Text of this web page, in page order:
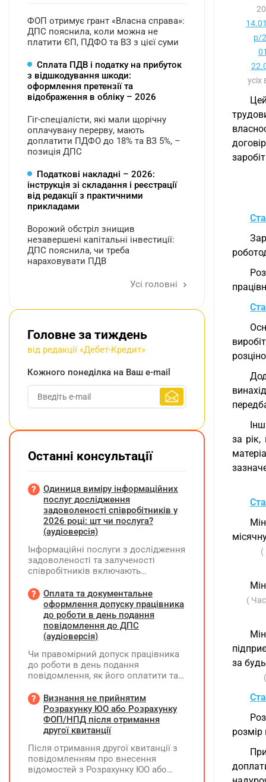
р/
за рік,
(
(
за
розмір
ФОП отримує грант «Власна справа»:
ДПС пояснила, коли можна не
платити ЄП, ПДФО та ВЗ з цієї суми
Сплата ПДВ і податку на прибуток
з відшкодування шкоди:
оформлення претензії та
відображення в обліку – 2026
Гіг-спеціалісти, які мали щорічну
оплачувану перерву, мають
доплатити ПДФО до 18% та ВЗ 5%, –
позиція ДПС
Податкові накладні – 2026:
інструкція зі складання і реєстрації
від редакції з практичними
прикладами
Ворожий обстріл знищив
незавершені капітальні інвестиції:
ДПС пояснила, чи треба
нараховувати ПДВ
Усі головні
Головне за тиждень
від редакції «Дебет-Кредит»
Кожного понеділка на Ваш e-mail
Останні консультації
Одиниця виміру інформаційних
послуг дослідження
задоволеності співробітників у
2026 році: шт чи послуга?
(аудіоверсія)
Інформаційні послуги з дослідження
задоволеності та залученості
співробітників включають
повідомлення, проведення
опитування через EngageQ та
електронну пошту, підтримку
учасників і передачу результатів. Яку
одиницю виміру коректніше
Оплата та документальне
оформлення допуску працівника
до роботи в день подання
повідомлення до ДПС
(аудіоверсія)
Чи правомірний допуск працівника
до роботи в день подання
повідомлення, як його оплатити та
Визнання не прийнятим
Розрахунку ЮО або Розрахунку
ФОП/НПД після отримання
другої квитанції
Після отримання другої квитанції з
повідомленням про внесення
відомостей з Розрахунку ЮО або